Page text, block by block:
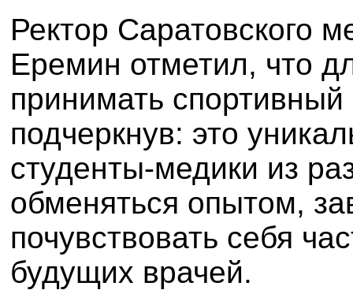
Ректор Саратовского
Еремин отметил, что
принимать
подчеркнув: это
студенты-медики из
обменяться опытом,
почувствовать себя
будущих врачей.